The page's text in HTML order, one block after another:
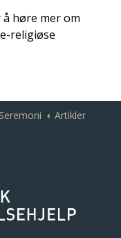
høre mer om
religiøse
Seremoni
Artikler